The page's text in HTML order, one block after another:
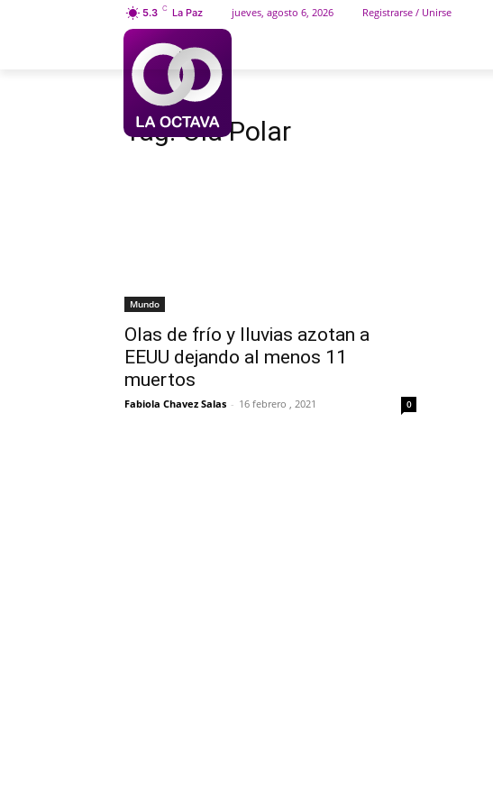
5.3 C La Paz jueves, agosto 6, 2026 Registrarse / Unirse
Etiquetas Ola Polar
Tag:Ola Polar
Mundo
Olas de frío y lluvias azotan a
EEUU dejando al menos 11
muertos
Fabiola Chavez Salas - 16 febrero , 2021 0